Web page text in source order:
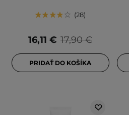
28
17,90 €
16,11 €
PRIDAŤ DO KOŠÍKA